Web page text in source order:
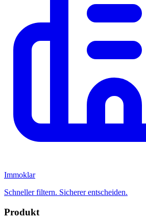
Immoklar
Schneller filtern. Sicherer entscheiden.
Produkt